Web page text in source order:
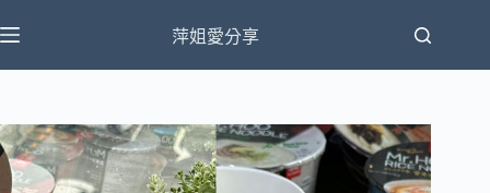
至
主
容
萍姐愛分享